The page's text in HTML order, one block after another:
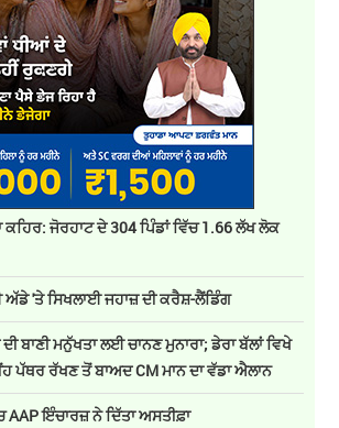
ਕਹਿਰ: ਜੋਰਹਾਟ ਦੇ 304 ਪਿੰਡਾਂ ਵਿੱਚ 1.66 ਲੱਖ ਲੋਕ
'ਤੇ ਸਿਖਲਾਈ ਜਹਾਜ਼ ਦੀ ਕਰੈਸ਼-ਲੈਂਡਿੰਗ
ਬਾਣੀ ਮਨੁੱਖਤਾ ਲਈ ਚਾਨਣ ਮੁਨਾਰਾ; ਡੇਰਾ ਬੱਲਾਂ ਵਿਖੇ
ਪੱਥਰ ਰੱਖਣ ਤੋਂ ਬਾਅਦ CM ਮਾਨ ਦਾ ਵੱਡਾ ਐਲਾਨ
AAP ਇੰਚਾਰਜ਼ ਨੇ ਦਿੱਤਾ ਅਸਤੀਫ਼ਾ